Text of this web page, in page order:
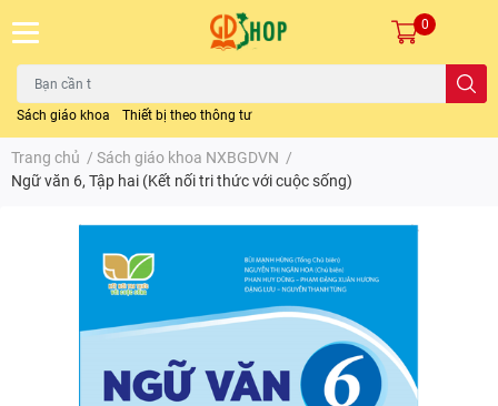
Sách giáo khoa Thiết bị theo thông tư
0
Trang chủ / Sách giáo khoa NXBGDVN /
Ngữ văn 6, Tập hai (Kết nối tri thức với cuộc sống)